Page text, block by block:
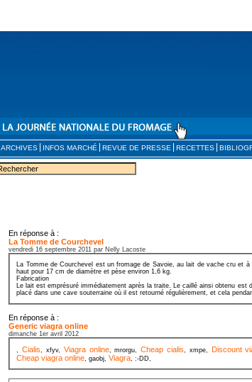
ARCHIVES INFOS MARCHÉ REVUE DE PRESSE RECETTES
En réponse à :
La Tomme de Courchevel
vendredi 16 septembre 2011 par Nelly Lacoste
La Tomme de Courchevel est un fromage de Savoie, au lait de vache cru et
haut pour 17 cm de diamètre et pèse environ 1,6 kg.
Fabrication
Le lait est emprésuré immédiatement après la traite. Le caillé ainsi obtenu
placé dans une cave souterraine où il est retourné régulièrement, et cela
En réponse à :
Generic viagra online
dimanche 1er avril 2012
,Cialis, xfyv, Viagra online, mrorgu,Cheap cialis, xmpe, Discount
Cheap viagra online, gaobj,Viagra, :-DD,